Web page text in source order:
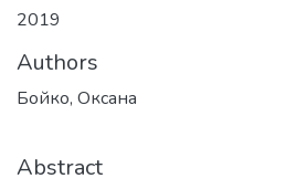
2019
Authors
Бойко, Оксана
Abstract